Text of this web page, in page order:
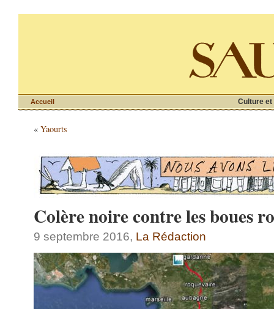
Culture et
Accueil
« Yaourts
Colère noire contre les boues
9 septembre 2016, La Rédaction